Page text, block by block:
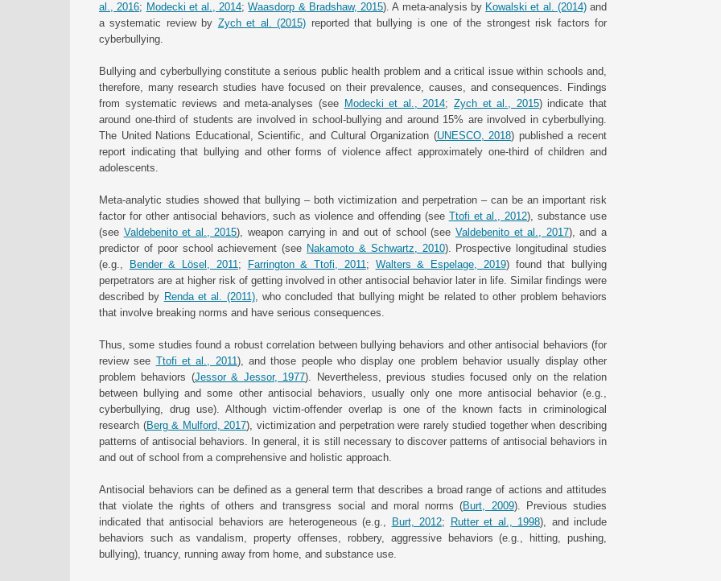
al., 2016; Modecki et al., 2014;Waasdorp & Bradshaw, 2015). A meta-analysis by Kowalski et al. (2014)and
a systematic review by Zych et al. (2015) reported that bullying is one of the strongest risk factors for
cyberbullying.
Bullying and cyberbullying constitute a serious public health problem and a critical issue within schools and,
therefore, many research studies have focused on their prevalence, causes, and consequences. Findings
from systematic reviews and meta-analyses (see Modecki et al., 2014;Zych et al., 2015) indicate that
around one-third of students are involved in school-bullying and around 15% are involved in cyberbullying.
The United Nations Educational, Scientific, and Cultural Organization (UNESCO, 2018) published a recent
report indicating that bullying and other forms of violence affect approximately one-third of children and
adolescents.
Meta-analytic studies showed that bullying – both victimization and perpetration – can be an important risk
factor for other antisocial behaviors, such as violence and offending (see Ttofi et al., 2012), substance use
(see Valdebenito et al., 2015), weapon carrying in and out of school (see Valdebenito et al., 2017), and a
predictor of poor school achievement (see Nakamoto & Schwartz, 2010). Prospective longitudinal studies
(e.g.,
Bender & Lösel, 2011; Farrington & Ttofi, 2011; Walters & Espelage, 2019) found that bullying
perpetrators are at higher risk of getting involved in other antisocial behavior later in life. Similar findings were
described by Renda et al. (2011), who concluded that bullying might be related to other problem behaviors
that involve breaking norms and have serious consequences.
Thus, some studies found a robust correlation between bullying behaviors and other antisocial behaviors (for
review see Ttofi et al., 2011), and those people who display one problem behavior usually display other
problem behaviors (Jessor & Jessor, 1977). Nevertheless, previous studies focused only on the relation
between bullying and some other antisocial behaviors, usually only one more antisocial behavior (e.g.,
cyberbullying, drug use). Although victim-offender overlap is one of the known facts in criminological
research (Berg & Mulford, 2017), victimization and perpetration were rarely studied together when describing
patterns of antisocial behaviors. In general, it is still necessary to discover patterns of antisocial behaviors in
and out of school from a comprehensive and holistic approach.
Antisocial behaviors can be defined as a general term that describes a broad range of actions and attitudes
that violate the rights of others and transgress social and moral norms (Burt, 2009). Previous studies
indicated that antisocial behaviors are heterogeneous (e.g.,
Burt, 2012; Rutter et al., 1998), and include
behaviors such as vandalism, property offenses, robbery, aggressive behaviors (e.g., hitting, pushing,
bullying), truancy, running away from home, and substance use.